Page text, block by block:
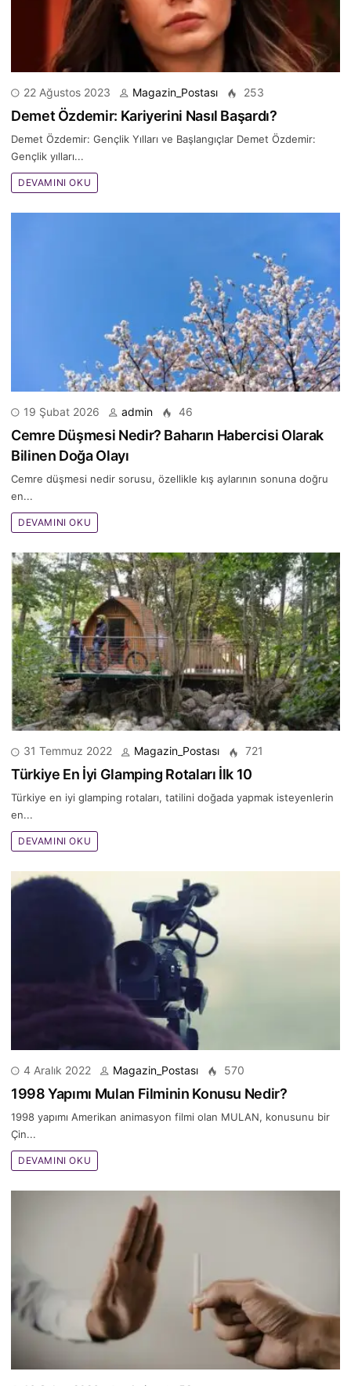
22 Ağustos 2023 Magazin_Postası 253
Demet Özdemir: Kariyerini Nasıl Başardı?
Demet Özdemir: Gençlik Yılları ve Başlangıçlar Demet Özdemir:
Gençlik yılları...
DEVAMINI OKU
19 Şubat 2026 admin 46
Cemre Düşmesi Nedir? Baharın Habercisi Olarak
Bilinen Doğa Olayı
Cemre düşmesi nedir sorusu, özellikle kış aylarının sonuna doğru
en...
DEVAMINI OKU
31 Temmuz 2022 Magazin_Postası 721
Türkiye En İyi Glamping Rotaları İlk 10
Türkiye en iyi glamping rotaları, tatilini doğada yapmak isteyenlerin
en...
DEVAMINI OKU
4 Aralık 2022 Magazin_Postası 570
1998 Yapımı Mulan Filminin Konusu Nedir?
1998 yapımı Amerikan animasyon filmi olan MULAN, konusunu bir
Çin...
DEVAMINI OKU